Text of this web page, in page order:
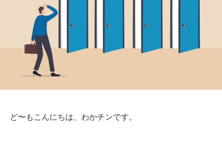
ど〜もこんにちは、わかチンです。